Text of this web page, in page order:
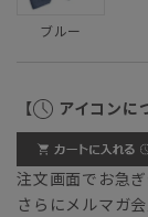
ブルー
【 アイコンに
注文画面でお急
さらにメルマガ